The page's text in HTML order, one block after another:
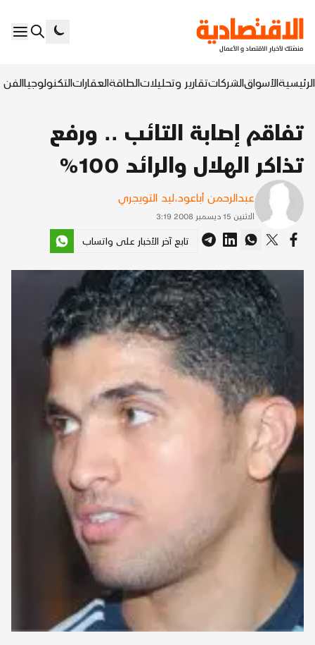
الرئيسيةالأسواقالشركاتتقارير وتحليلاتالطاقةالعقاراتالتكنولوجياالفن
تفاقم إصابة التائب .. ورفع
تذاكر الهلال والرائد 100%
عبدالرحمن أباعود،ليد التويجري
الاثنين 15 ديسمبر 2008 3:19
تابع آخر الأخبار على واتساب